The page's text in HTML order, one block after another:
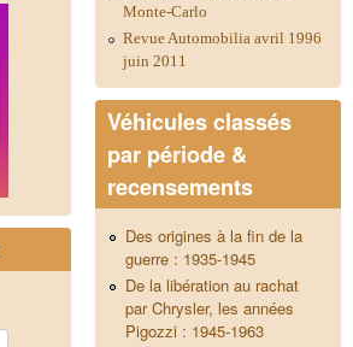
Monte-Carlo
Revue Automobilia avril 1996
juin 2011
Véhicules classés
par période &
recensements
Des origines à la fin de la
guerre : 1935-1945
De la libération au rachat
par Chrysler, les années
Pigozzi : 1945-1963